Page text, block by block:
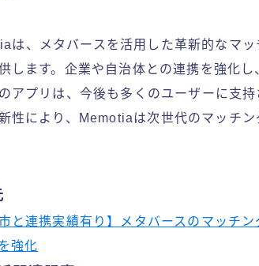
は、メタバースを活用した革新的なマ
します。企業や自治体との連携を強化
アプリは、今後も多くのユーザーに支
性により、Memotiaは次世代のマッチ
市と連携実績有り】メタバースのマッチ
強化